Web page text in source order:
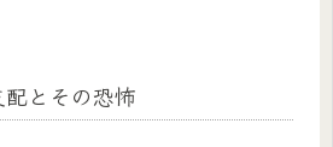
とその恐怖